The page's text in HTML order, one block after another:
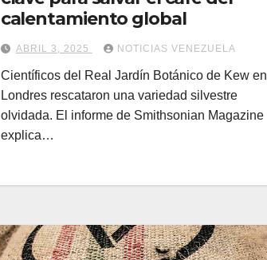
calentamiento global
ABRIL 3, 2025 NOTICIAS VENEZUELA
Científicos del Real Jardín Botánico de Kew en
Londres rescataron una variedad silvestre
olvidada. El informe de Smithsonian Magazine
explica…